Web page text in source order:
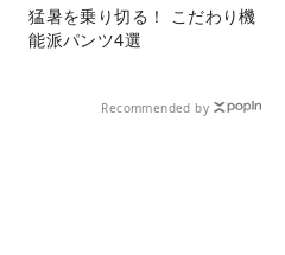
猛暑を乗り切る！ こだわり機
能派パンツ4選
Recommended by